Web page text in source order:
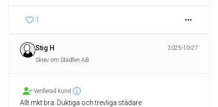
1
Stig H
2025-10-27
Skrev om Städfen AB
Verifierad kund
Allt mkt bra. Duktiga och trevliga städare